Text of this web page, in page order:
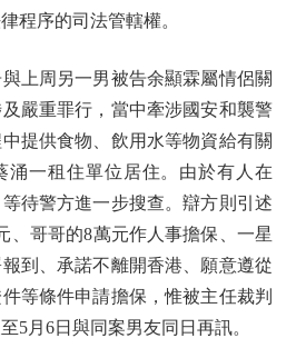
程序的司法管轄權。
周另一男被告余顯霖屬情侶關
嚴重罪行，當中牽涉國安和襲警
提供食物、飲用水等物資給有關
涌一租住單位居住。由於有人在
待警方進一步搜查。辯方則引述
、哥哥的8萬元作人事擔保、一星
到、承諾不離開香港、願意遵從
等條件申請擔保，惟被主任裁判
5月6日與同案男友同日再訊。